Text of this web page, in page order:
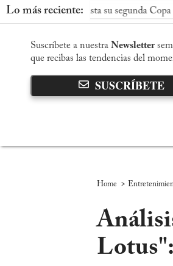
Lo más reciente:
conquista su segunda Copa del
Suscríbete a nuestra Newsletter
que recibas las tendencias del
SUSCRÍBETE
Home >